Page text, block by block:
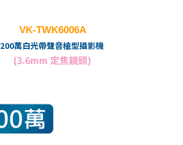
VK-TWK6006A
200萬白光帶聲音槍型攝影機
(3.6mm 定焦鏡頭)